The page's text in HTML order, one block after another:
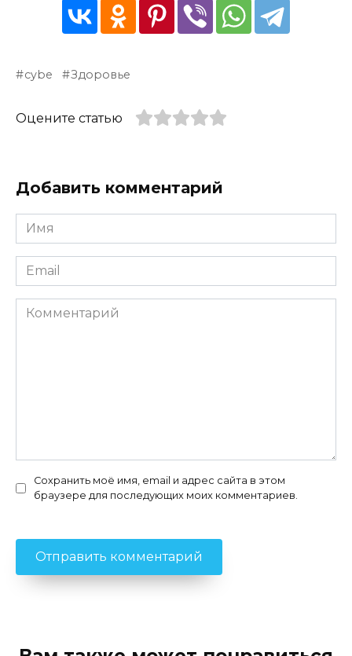
cybe Здоровье
Оцените статью
Добавить комментарий
Имя
*
Email
*
Комментарий
Сохранить моё имя, email и адрес сайта в этом
браузере для последующих моих комментариев.